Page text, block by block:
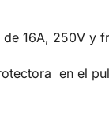
16A, 250V y
en el